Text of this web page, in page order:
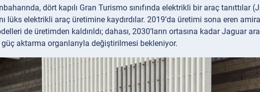
dört kapılı Gran Turismo sınıfında elektrikli bir araç tanıttılar
lüks elektrikli araç üretimine kaydırdılar. 2019’da üretimi sona eren
de üretimden kaldırıldı; dahası, 2030’ların ortasına kadar Jaguar
aktarma organlarıyla değiştirilmesi bekleniyor.